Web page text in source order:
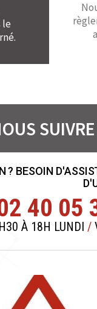
le
SUIVRE
? BESOIN
40 05
À 18H LUNDI /